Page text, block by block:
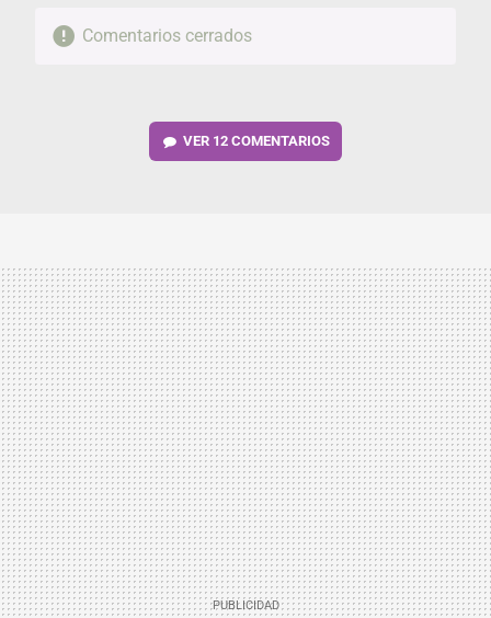
Comentarios cerrados
VER 12 COMENTARIOS